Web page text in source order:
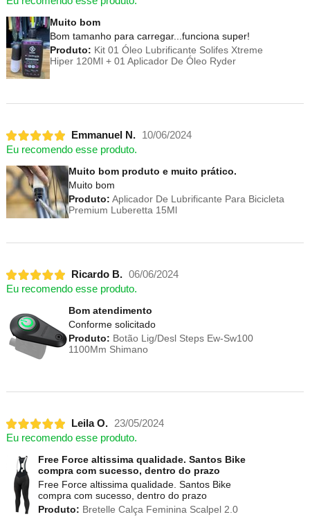
Muito bom
Bom tamanho para carregar...funciona super!
Produto: Kit 01 Óleo Lubrificante Solifes Xtreme
Hiper 120Ml + 01 Aplicador De Óleo Ryder
Emmanuel N.
10/06/2024
Eu recomendo esse produto.
Muito bom produto e muito prático.
Muito bom
Produto: Aplicador De Lubrificante Para Bicicleta
Premium Luberetta 15Ml
Ricardo B. 06/06/2024
Eu recomendo esse produto.
Bom atendimento
Conforme solicitado
Produto: Botão Lig/Desl Steps Ew-Sw100
1100Mm Shimano
Leila O. 23/05/2024
Eu recomendo esse produto.
Free Force altissima qualidade. Santos Bike
compra com sucesso, dentro do prazo
Free Force altissima qualidade. Santos Bike
compra com sucesso, dentro do prazo
Produto: Bretelle Calça Feminina Scalpel 2.0